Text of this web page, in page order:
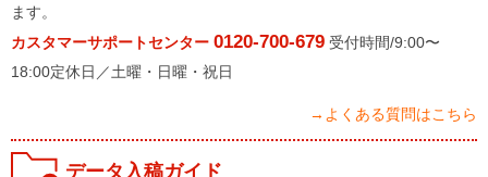
ます。
カスタマーサポートセンター 0120-700-679 受付時間/9:00〜
18:00定休日／土曜・日曜・祝日
→よくある質問はこちら
データ入稿ガイド